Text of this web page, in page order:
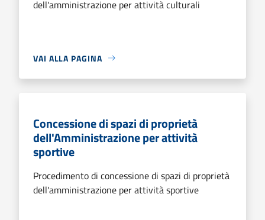
dell'amministrazione per attività culturali
VAI ALLA PAGINA
Concessione di spazi di proprietà
dell'Amministrazione per attività
sportive
Procedimento di concessione di spazi di proprietà
dell'amministrazione per attività sportive